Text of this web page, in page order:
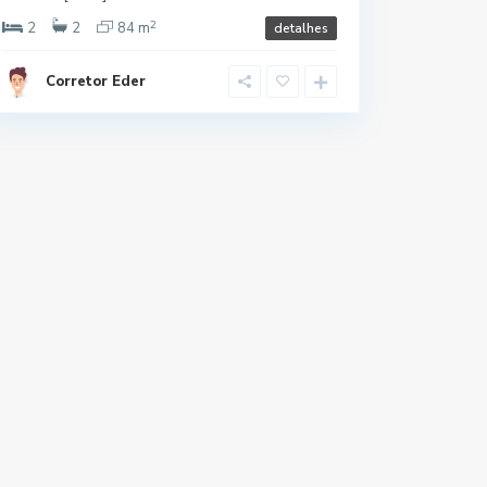
2
2 84 m2 detalhes
Corretor Eder